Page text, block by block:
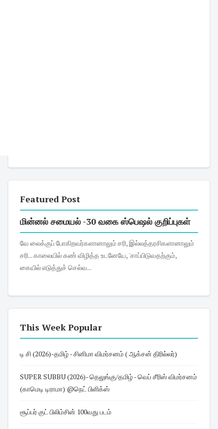
Featured Post
மின்னல் சமையல் -30 வகை ஸ்பெஷல் குறிப்புகள்
வே லைக்குப் போகிறவர்களானாலும் சரி, இல்லத்தரசிகளானாலும்
சரி... காலையில் கண் விழித்த உடனேயே, 'சாப்பிடுவதற்கும்,
கையில் எடுத்துச் செல்வ...
This Week Popular
டி சி (2026)-தமிழ் - சினிமா விமர்சனம் ( ஆக்சன் திரில்லர்)
SUPER SUBBU (2026)- தெலுங்கு/தமிழ் - வெப் சீரிஸ் விமர்சனம்
(காமெடி டிராமா) @நெட் பிளிக்ஸ்
சூப்பர் குட் பிலிம்சின் 100வது படம்